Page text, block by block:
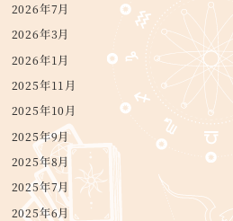
2026年7月
2026年3月
2026年1月
2025年11月
2025年10月
2025年9月
2025年8月
2025年7月
2025年6月